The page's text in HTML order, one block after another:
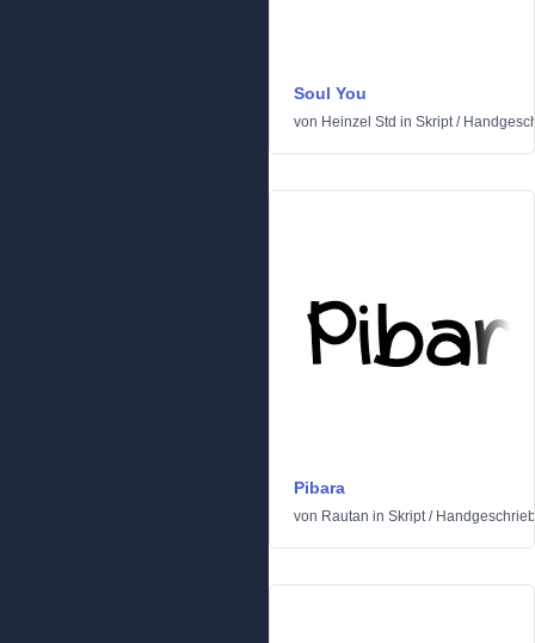
Soul You
von Heinzel Std in Skript/
Pibara
von Rautan in Skript/